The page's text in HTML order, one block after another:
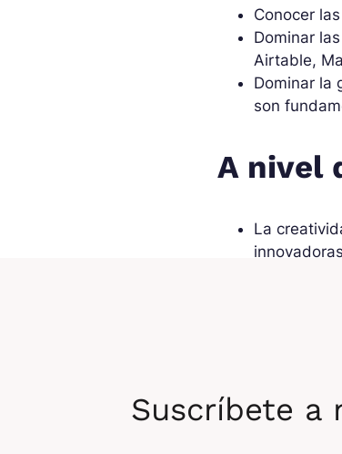
Conocer
Dominar
Airtable,
Dominar la
son
A nivel
La
¿Por
Suscríbete a